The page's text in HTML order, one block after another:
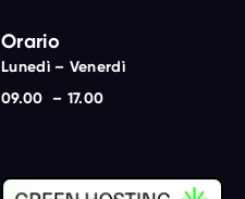
Orario
Lunedì – Venerdì
09.00 – 17.00